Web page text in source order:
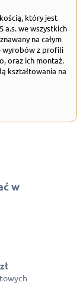
który jest
a.s. we wszystkich
na całym
wyrobów z profili
oraz ich montaż.
kształtowania na
w